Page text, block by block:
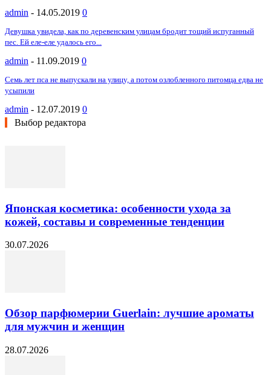
admin - 14.05.2019 0
Девушка увидела, как по деревенским улицам бродит тощий испуганный
пес. Ей еле-еле удалось его...
admin - 11.09.2019 0
Семь лет пса не выпускали на улицу, а потом озлобленного питомца едва не
усыпили
admin - 12.07.2019 0
Выбор редактора
Японская косметика: особенности ухода за
кожей, составы и современные тенденции
30.07.2026
Обзор парфюмерии Guerlain: лучшие ароматы
для мужчин и женщин
28.07.2026